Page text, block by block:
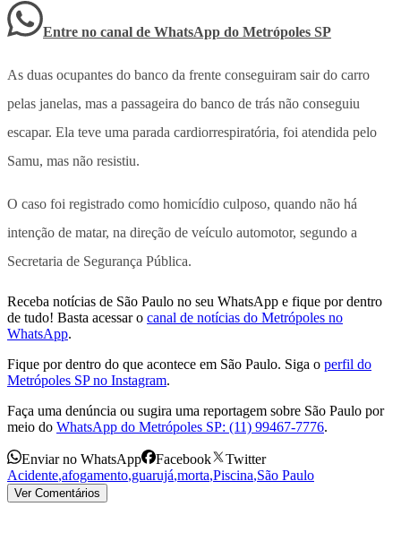
Entre no canal de WhatsApp do Metrópoles SP
As duas ocupantes do banco da frente conseguiram sair do carro
pelas janelas, mas a passageira do banco de trás não conseguiu
escapar. Ela teve uma parada cardiorrespiratória, foi atendida pelo
Samu, mas não resistiu.
O caso foi registrado como homicídio culposo, quando não há
intenção de matar, na direção de veículo automotor, segundo a
Secretaria de Segurança Pública.
Receba notícias de São Paulo no seu WhatsApp e fique por dentro
de tudo! Basta acessar o canal de notícias do Metrópoles no
WhatsApp.
Fique por dentro do que acontece em São Paulo. Siga o perfil do
Metrópoles SP no Instagram.
Faça uma denúncia ou sugira uma reportagem sobre São Paulo por
meio do WhatsApp do Metrópoles SP: (11) 99467-7776.
Enviar no WhatsApp Facebook
Twitter
Acidente,afogamento,guarujá,morta,Piscina,São Paulo
Ver Comentários